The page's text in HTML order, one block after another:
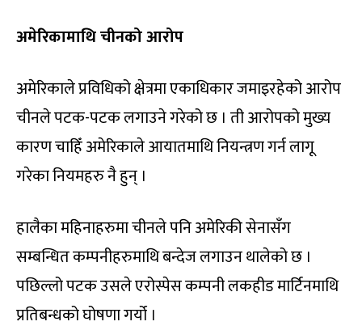
अमेरिकामाथि चीनको आरोप
अमेरिकाले प्रविधिको क्षेत्रमा एकाधिकार जमाइरहेको आरोप
चीनले पटक-पटक लगाउने गरेको छ । ती आरोपको मुख्य
कारण चाहिँ अमेरिकाले आयातमाथि नियन्त्रण गर्न लागू
गरेका नियमहरु नै हुन् ।
हालैका महिनाहरुमा चीनले पनि अमेरिकी सेनासँग
सम्बन्धित कम्पनीहरुमाथि बन्देज लगाउन थालेको छ ।
पछिल्लो पटक उसले एरोस्पेस कम्पनी लकहीड मार्टिनमाथि
प्रतिबन्धको घोषणा गर्यो ।